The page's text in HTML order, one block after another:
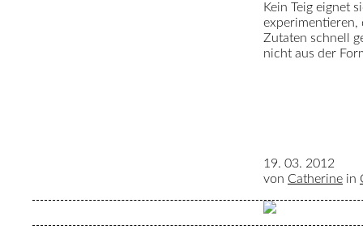
Kein Teig eignet
experimentieren,
Zutaten schnell
nicht aus der
19. 03. 2012
von Catherine in